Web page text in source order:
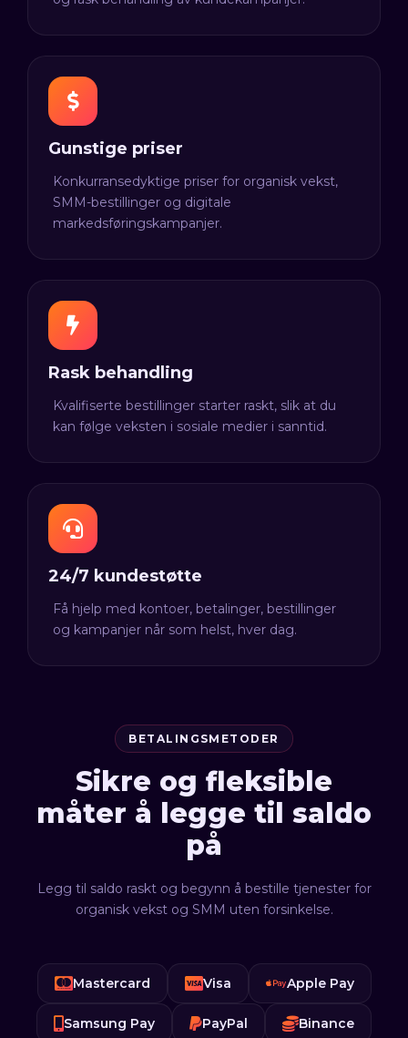
Gunstige priser
Konkurransedyktige priser for organisk vekst,
SMM-bestillinger og digitale
markedsføringskampanjer.
Rask behandling
Kvalifiserte bestillinger starter raskt, slik at du
kan følge veksten i sosiale medier i sanntid.
24/7 kundestøtte
Få hjelp med kontoer, betalinger, bestillinger
og kampanjer når som helst, hver dag.
BETALINGSMETODER
Sikre og fleksible
måter å legge til saldo
på
Legg til saldo raskt og begynn å bestille tjenester for
organisk vekst og SMM uten forsinkelse.
Mastercard Visa Apple Pay
Samsung Pay PayPal Binance